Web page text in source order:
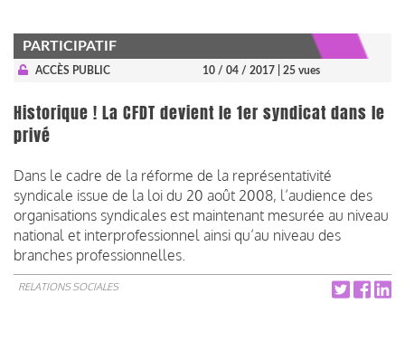
PARTICIPATIF
ACCÈS PUBLIC 10 / 04 / 2017 | 25 vues
Historique ! La CFDT devient le 1er syndicat dans le
privé
Dans le cadre de la réforme de la représentativité
syndicale issue de la loi du 20 août 2008, l’audience des
organisations syndicales est maintenant mesurée au niveau
national et interprofessionnel ainsi qu’au niveau des
branches professionnelles.
RELATIONS SOCIALES